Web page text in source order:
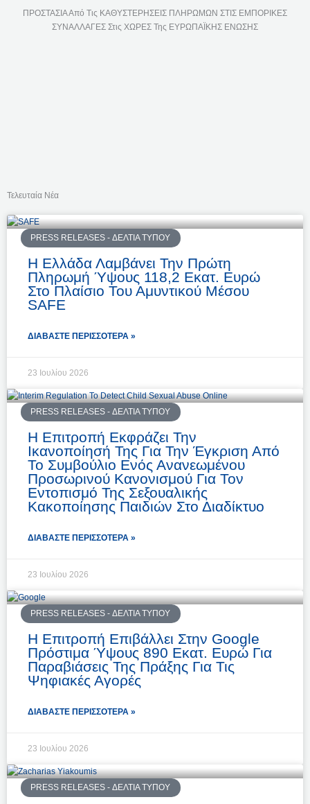
ΠΡΟΣΤΑΣΙΑ Από Τις ΚΑΘΥΣΤΕΡΗΣΕΙΣ ΠΛΗΡΩΜΩΝ ΣΤΙΣ ΕΜΠΟΡΙΚΕΣ
ΣΥΝΑΛΛΑΓΕΣ Στις ΧΩΡΕΣ Της ΕΥΡΩΠΑΪΚΗΣ ΕΝΩΣΗΣ
Τελευταία Νέα
PRESS RELEASES - ΔΕΛΤΊΑ ΤΎΠΟΥ
Η Ελλάδα Λαμβάνει Την Πρώτη
Πληρωμή Ύψους 118,2 Εκατ. Ευρώ
Στο Πλαίσιο Του Αμυντικού Μέσου
SAFE
ΔΙΑΒΆΣΤΕ ΠΕΡΙΣΣΌΤΕΡΑ »
23 Ιουλίου 2026
PRESS RELEASES - ΔΕΛΤΊΑ ΤΎΠΟΥ
Η Επιτροπή Εκφράζει Την
Ικανοποίησή Της Για Την Έγκριση Από
Το Συμβούλιο Ενός Ανανεωμένου
Προσωρινού Κανονισμού Για Τον
Εντοπισμό Της Σεξουαλικής
Κακοποίησης Παιδιών Στο Διαδίκτυο
ΔΙΑΒΆΣΤΕ ΠΕΡΙΣΣΌΤΕΡΑ »
23 Ιουλίου 2026
PRESS RELEASES - ΔΕΛΤΊΑ ΤΎΠΟΥ
Η Επιτροπή Επιβάλλει Στην Google
Πρόστιμα Ύψους 890 Εκατ. Ευρώ Για
Παραβιάσεις Της Πράξης Για Τις
Ψηφιακές Αγορές
ΔΙΑΒΆΣΤΕ ΠΕΡΙΣΣΌΤΕΡΑ »
23 Ιουλίου 2026
PRESS RELEASES - ΔΕΛΤΊΑ ΤΎΠΟΥ
P
A
G
E
P
A
G
E
P
A
G
E
P
A
G
E